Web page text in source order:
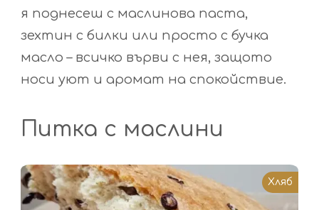
я поднесеш с маслинова паста,
зехтин с билки или просто с бучка
масло – всичко върви с нея, защото
носи уют и аромат на спокойствие.
Питка с маслини
Хляб